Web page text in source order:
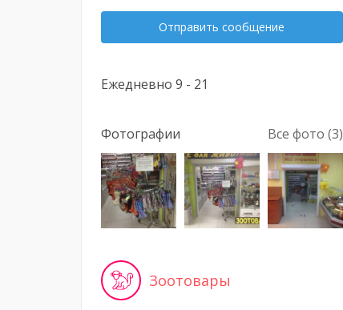
Отправить сообщение
Ежедневно 9 - 21
Фотографии Все фото (3)
Зоотовары